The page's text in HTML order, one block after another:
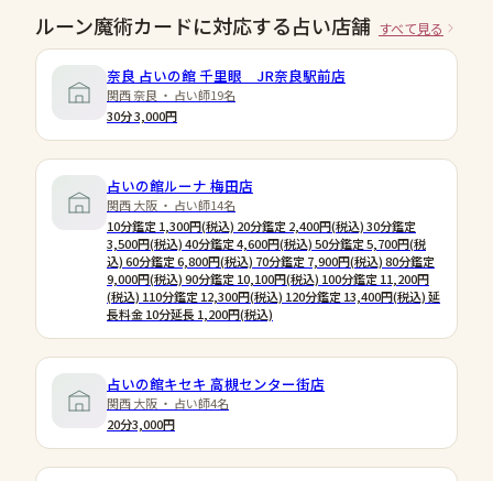
ルーン魔術カードに対応する占い店舗 すべて見る
奈良 占いの館 千里眼 JR奈良駅前店
関西 奈良 ・ 占い師19名
30分 3,000円
占いの館ルーナ 梅田店
関西 大阪 ・ 占い師14名
10分鑑定 1,300円(税込) 20分鑑定 2,400円(税込) 30分鑑定
3,500円(税込) 40分鑑定 4,600円(税込) 50分鑑定 5,700円(税
込) 60分鑑定 6,800円(税込) 70分鑑定 7,900円(税込) 80分鑑定
9,000円(税込) 90分鑑定 10,100円(税込) 100分鑑定 11,200円
(税込) 110分鑑定 12,300円(税込) 120分鑑定 13,400円(税込) 延
長料金 10分延長 1,200円(税込)
占いの館キセキ 高槻センター街店
関西 大阪 ・ 占い師4名
20分3,000円